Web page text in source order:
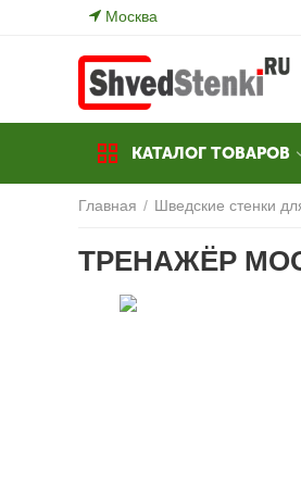
Москва
КАТАЛОГ ТОВАРОВ
Главная / Шведские стенки
ТРЕНАЖЁР